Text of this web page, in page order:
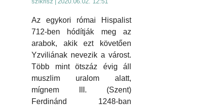
Az egykori római Hispalist
712-ben hódítják meg az
arabok, akik ezt követően
Yzviliának nevezik a várost.
Több mint ötszáz évig áll
muszlim uralom alatt,
mígnem III. (Szent)
Ferdinánd 1248-ban